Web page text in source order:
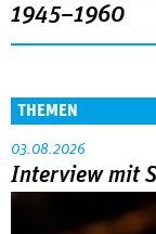
1945–1960
THEMEN
03.08.2026
Interview mit